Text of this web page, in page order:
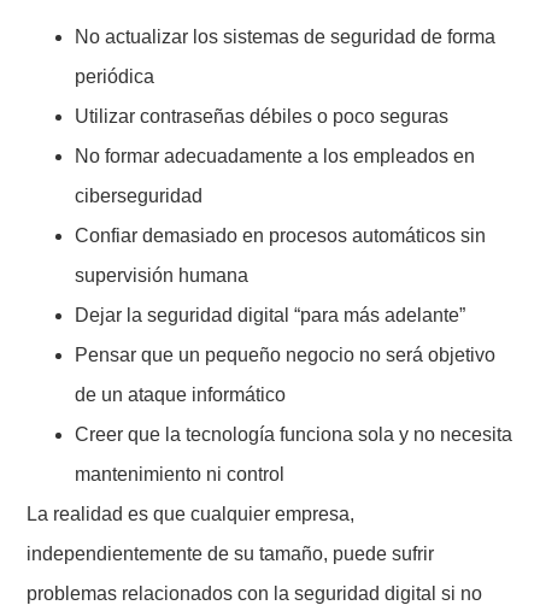
No actualizar los sistemas de seguridad de forma
periódica
Utilizar contraseñas débiles o poco seguras
No formar adecuadamente a los empleados en
ciberseguridad
Confiar demasiado en procesos automáticos sin
supervisión humana
Dejar la seguridad digital “para más adelante”
Pensar que un pequeño negocio no será objetivo
de un ataque informático
Creer que la tecnología funciona sola y no necesita
mantenimiento ni control
La realidad es que cualquier empresa,
independientemente de su tamaño, puede sufrir
problemas relacionados con la seguridad digital si no